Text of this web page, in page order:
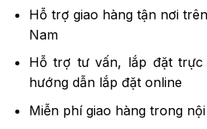
Hỗ trợ giao hàng tận nơi
Nam
Hỗ trợ tư vấn, lắp đặt trực
hướng dẫn lắp đặt online
Miễn phí giao hàng trong